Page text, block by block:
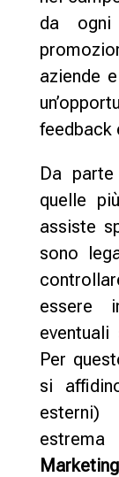
da
aziende
feedback
Da
quelle
assiste
sono
essere
Per
si
esterni)
Marketing